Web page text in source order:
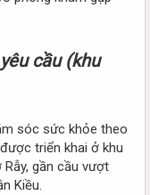
cầu (khu
sóc sức khỏe theo
triển khai ở khu
Rẫy, gần cầu vượt
Kiều.